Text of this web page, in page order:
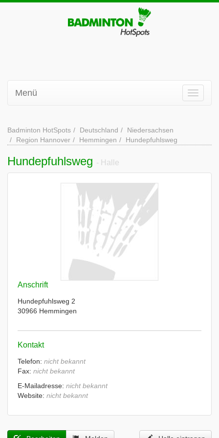
Menü
Badminton HotSpots Deutschland
Niedersachsen
Region Hannover
Hemmingen Hundepfuhlsweg
Hundepfuhlsweg - Halle
Anschrift
Hundepfuhlsweg 2
30966 Hemmingen
Kontakt
Telefon: nicht bekannt
Fax: nicht bekannt
E-Mailadresse: nicht bekannt
Website: nicht bekannt